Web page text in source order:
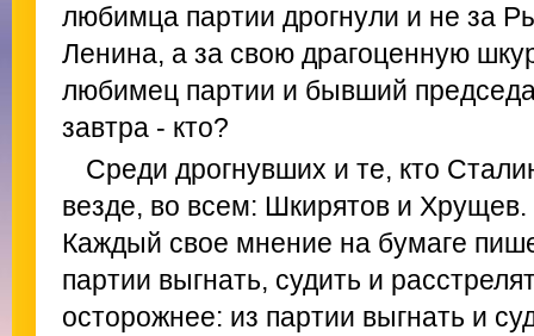
любимца партии дрогнули и не за
Ленина, а за свою драгоценную
любимец партии и бывший
завтра - кто?
Среди дрогнувших и те, кто
везде, во всем: Шкирятов и
Каждый свое мнение на бумаге
партии выгнать, судить и
осторожнее: из партии выгнать и